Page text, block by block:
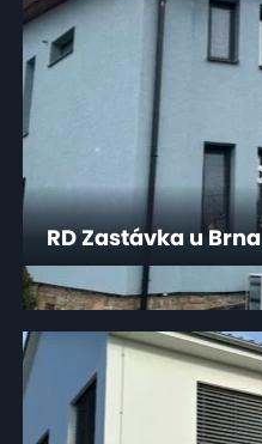
RD Zastávka u Brna